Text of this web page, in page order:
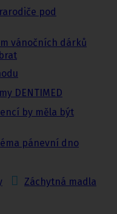
pod
vánočních dárků
DENTIMED
by měla být
pánevní dno
Záchytná madla